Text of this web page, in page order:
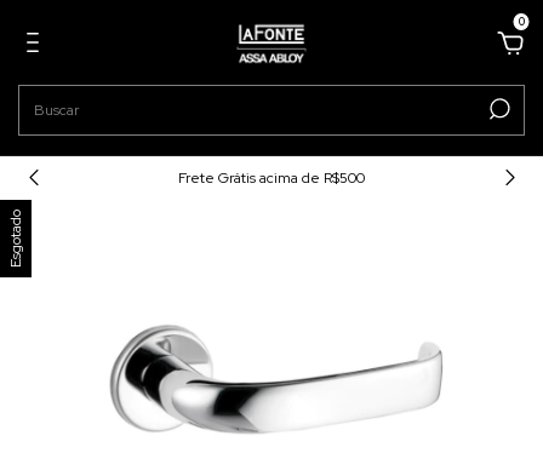
0
Frete Grátis acima de R$500
Esgotado